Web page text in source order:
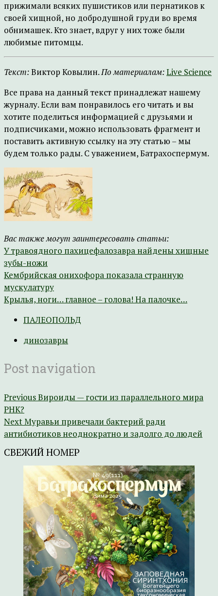
прижимали всяких пушистиков или пернатиков к
своей хищной, но добродушной груди во время
обнимашек. Кто знает, вдруг у них тоже были
любимые питомцы.
Текст:Виктор Ковылин.По материалам:Live Science
Все права на данный текст принадлежат нашему
журналу. Если вам понравилось его читать и вы
хотите поделиться информацией с друзьями и
подписчиками, можно использовать фрагмент и
поставить активную ссылку на эту статью – мы
будем только рады. С уважением, Батрахоспермум.
Вас также могут заинтересовать статьи:
У травоядного пахицефалозавра найдены хищные
зубы-ножи
Кембрийская онихофора показала странную
мускулатуру
Крылья, ноги… главное – голова! На палочке…
ПАЛЕОПОЛЬД
динозавры
Post navigation
PreviousВироиды — гости из параллельного мира
РНК?
NextМуравьи привечали бактерий ради
антибиотиков неоднократно и задолго до людей
СВЕЖИЙ НОМЕР